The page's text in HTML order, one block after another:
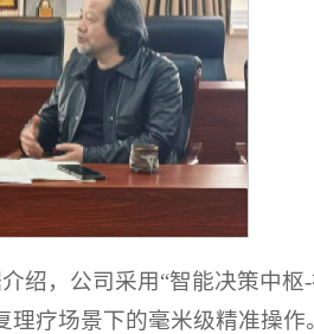
绍，公司采用“智能决策中
疗场景下的毫米级精准操